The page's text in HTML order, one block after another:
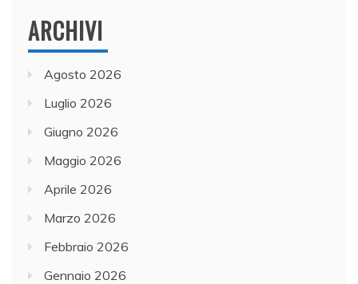
ARCHIVI
Agosto 2026
Luglio 2026
Giugno 2026
Maggio 2026
Aprile 2026
Marzo 2026
Febbraio 2026
Gennaio 2026